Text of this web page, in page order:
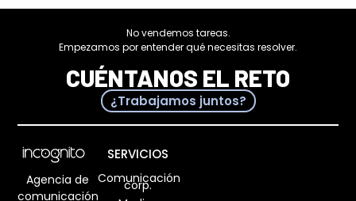
No vendemos tareas.
Empezamos por entender qué necesitas resolver.
CUÉNTANOS EL RETO
¿Trabajamos juntos?
Agencia de
comunicación
SERVICIOS
Comunicación
corp.